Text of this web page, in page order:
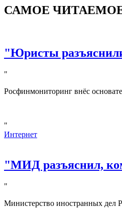
САМОЕ
"Юристы
"
Росфинмониторинг внёс
"
Интернет
"МИД разъяснил,
"
Министерство иностранных дел